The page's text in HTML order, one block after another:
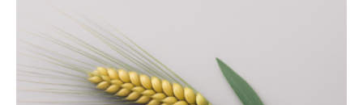
nach nachhaltigen Alternativen zur Energiegewinnung
aus landwirtschaftlichen Kulturen ist ein zentrales
Anliegen im Zuge der europäischen Klimaziele, bis
2050 klimaneutral zu werden. In Deutschland dominiert